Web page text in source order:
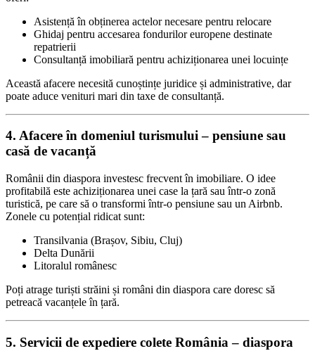
Asistență în obținerea actelor necesare pentru relocare
Ghidaj pentru accesarea fondurilor europene destinate
repatrierii
Consultanță imobiliară pentru achiziționarea unei locuințe
Această afacere necesită cunoștințe juridice și administrative, dar
poate aduce venituri mari din taxe de consultanță.
4. Afacere în domeniul turismului – pensiune sau
casă de vacanță
Românii din diaspora investesc frecvent în imobiliare. O idee
profitabilă este achiziționarea unei case la țară sau într-o zonă
turistică, pe care să o transformi într-o pensiune sau un Airbnb.
Zonele cu potențial ridicat sunt:
Transilvania (Brașov, Sibiu, Cluj)
Delta Dunării
Litoralul românesc
Poți atrage turiști străini și români din diaspora care doresc să
petreacă vacanțele în țară.
5. Servicii de expediere colete România – diaspora